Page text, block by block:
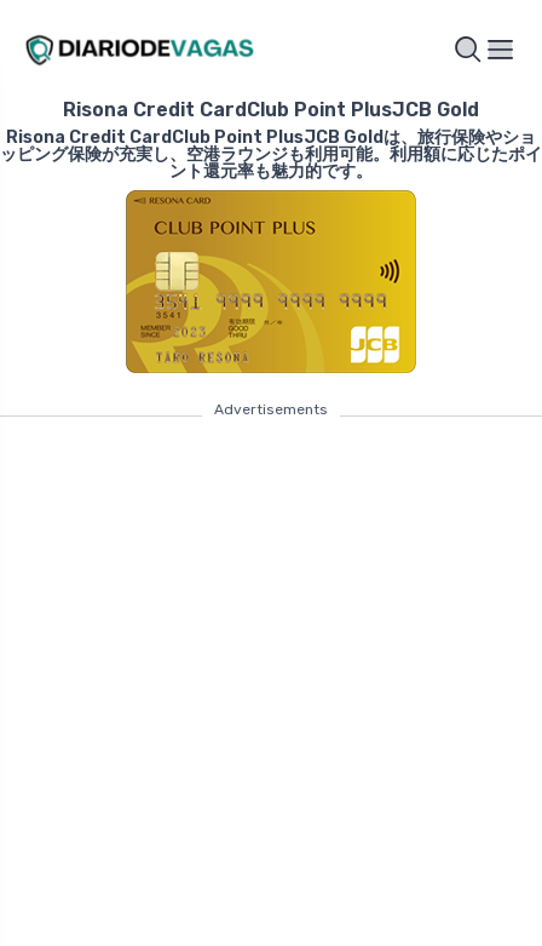
Risona Credit CardClub Point PlusJCB Gold
Risona Credit CardClub Point PlusJCB Goldは、旅行保険やショ
ッピング保険が充実し、空港ラウンジも利用可能。利用額に応じたポイ
ント還元率も魅力的です。
Advertisements